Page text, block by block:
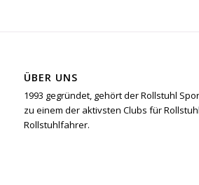
ÜBER UNS
1993 gegründet, gehört der Rollstuhl
zu einem der aktivsten Clubs für
Rollstuhlfahrer.